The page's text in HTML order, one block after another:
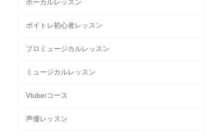
ボーカルレッスン
ボイトレ初心者レッスン
プロミュージカルレッスン
ミュージカルレッスン
Vtuberコース
声優レッスン